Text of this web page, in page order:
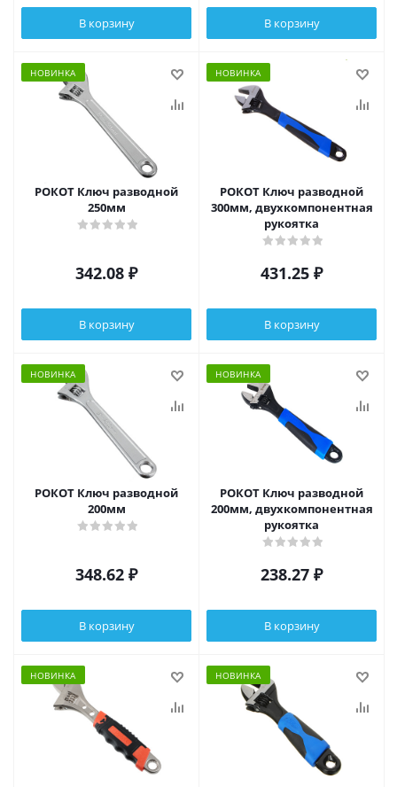
В корзину В корзину
НОВИНКА
РОКОТ Ключ разводной
250мм
342.08 ₽
В корзину
НОВИНКА
РОКОТ Ключ разводной
300мм, двухкомпонентная
рукоятка
431.25 ₽
В корзину
НОВИНКА
РОКОТ Ключ разводной
200мм
348.62 ₽
В корзину
НОВИНКА
РОКОТ Ключ разводной
200мм, двухкомпонентная
рукоятка
238.27 ₽
В корзину
НОВИНКА НОВИНКА